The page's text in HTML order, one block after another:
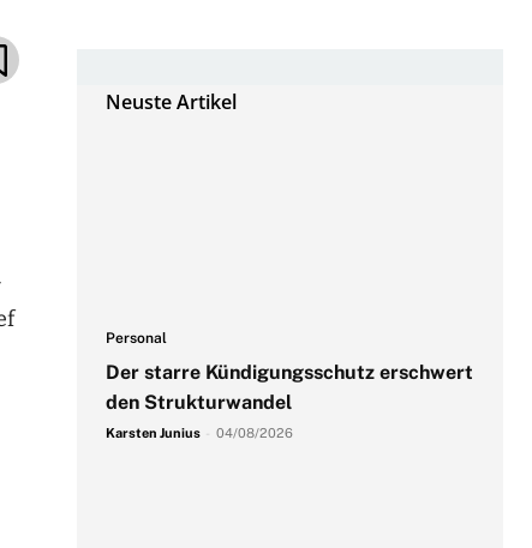
Neuste Artikel
Personal
Der starre Kündigungsschutz erschwert
den Strukturwandel
Karsten Junius 04/08/2026